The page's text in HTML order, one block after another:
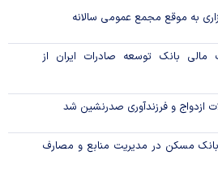
به موقع مجمع عمومی سالانه
حمایت مالی بانک توسعه صادرات ایران از
ازدواج و فرزندآوری صدرنشین شد
مسکن در مدیریت منابع و مصارف